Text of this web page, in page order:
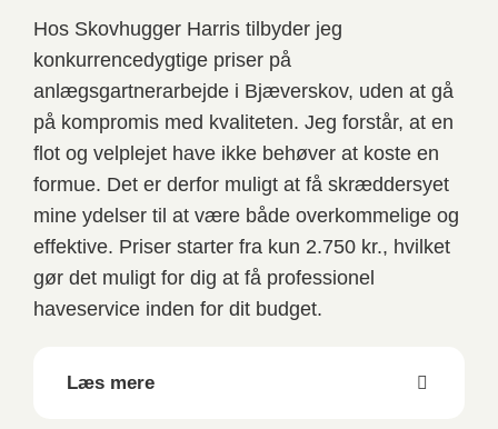
Hos Skovhugger Harris tilbyder jeg
konkurrencedygtige priser på
anlægsgartnerarbejde i Bjæverskov, uden at gå
på kompromis med kvaliteten. Jeg forstår, at en
flot og velplejet have ikke behøver at koste en
formue. Det er derfor muligt at få skræddersyet
mine ydelser til at være både overkommelige og
effektive. Priser starter fra kun 2.750 kr., hvilket
gør det muligt for dig at få professionel
haveservice inden for dit budget.
Læs mere